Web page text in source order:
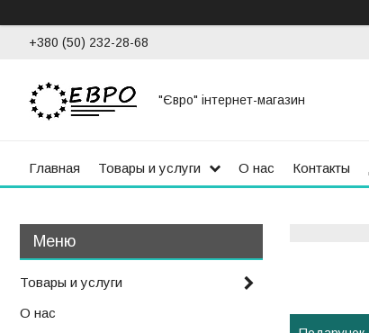
+380 (50) 232-28-68
"Євро" інтернет-магазин
Главная Товары и услуги О нас Контакты
Товары и услуги
О нас